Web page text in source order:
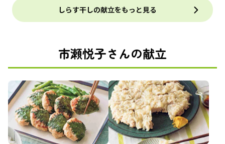
しらす干しの献立をもっと見る
市瀬悦子さんの献立